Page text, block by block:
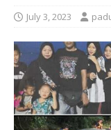
July 3, 2023